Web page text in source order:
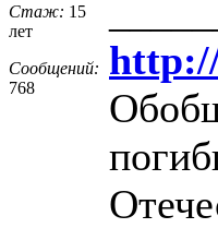
Стаж: 15
лет
Сообщений:
768